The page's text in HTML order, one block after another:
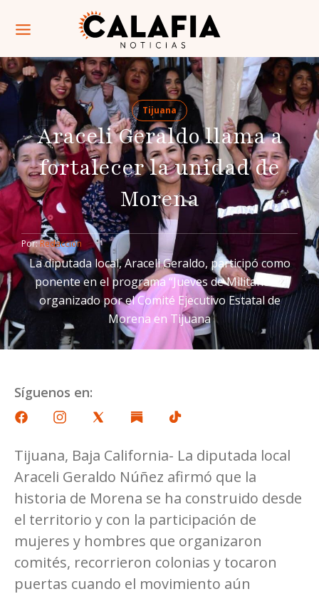
Tijuana
Araceli Geraldo llama a
fortalecer la unidad de
Morena
Por: Redacción
La diputada local, Araceli Geraldo, participó como
ponente en el programa “Jueves de Militancia”,
organizado por el Comité Ejecutivo Estatal de
Morena en Tijuana
Síguenos en:
Tijuana, Baja California- La diputada local
Araceli Geraldo Núñez afirmó que la
historia de Morena se ha construido desde
el territorio y con la participación de
mujeres y hombres que organizaron
comités, recorrieron colonias y tocaron
puertas cuando el movimiento aún